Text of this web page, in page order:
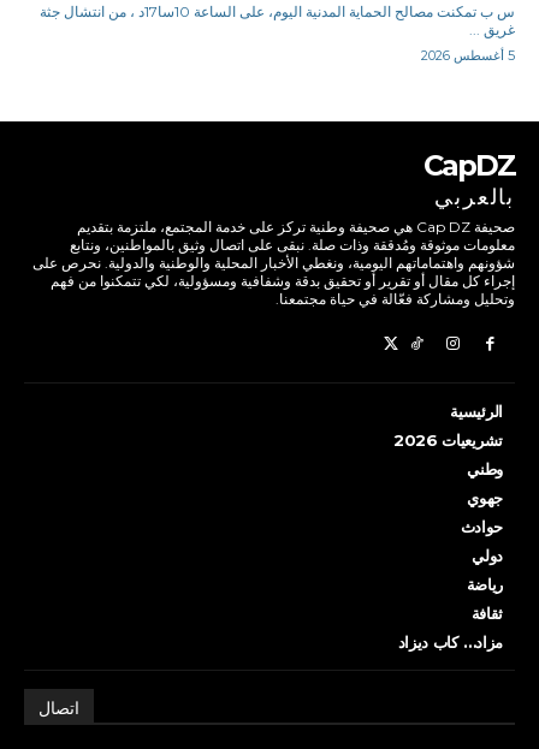
س ب تمكنت مصالح الحماية المدنية اليوم، على الساعة 10سا17د ، من انتشال جثة
غريق ...
5 أغسطس 2026
CapDZ
بالعربي
صحيفة Cap DZ هي صحيفة وطنية تركز على خدمة المجتمع، ملتزمة بتقديم
معلومات موثوقة ومُدققة وذات صلة. نبقى على اتصال وثيق بالمواطنين، ونتابع
شؤونهم واهتماماتهم اليومية، ونغطي الأخبار المحلية والوطنية والدولية. نحرص على
إجراء كل مقال أو تقرير أو تحقيق بدقة وشفافية ومسؤولية، لكي تتمكنوا من فهم
وتحليل ومشاركة فعّالة في حياة مجتمعنا.
الرئيسية
تشريعيات 2026
وطني
جهوي
حوادث
دولي
رياضة
ثقافة
مزاد… كاب ديزاد
اتصال